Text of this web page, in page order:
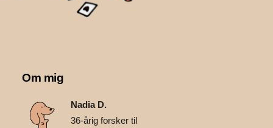
Om mig
Nadia D.
36-årig forsker til